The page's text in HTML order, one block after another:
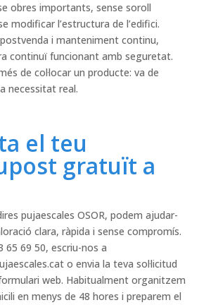
obres importants, sense soroll
modificar l’estructura de l’edifici.
i manteniment continu,
continuï funcionant amb seguretat.
de col·locar un producte: va de
necessitat real.
el teu
gratuït a
pujaescales OSOR, podem ajudar-
clara, ràpida i sense compromís.
65 69 50, escriu-nos a
o envia la teva sol·licitud
web. Habitualment organitzem
en menys de 48 hores i preparem el